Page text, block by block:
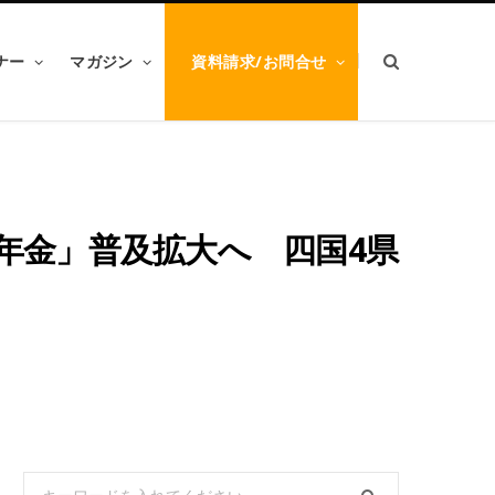
ー マガジン 資料請求/お問合せ
金」普及拡大へ 四国4県